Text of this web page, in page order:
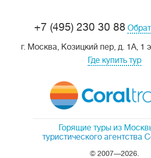
Горящие туры из
туристического агентства
© 2007—2026.
+7 (495) 230 30 88
г. Москва, Козицкий пер, д. 1А, 1
Где купить тур